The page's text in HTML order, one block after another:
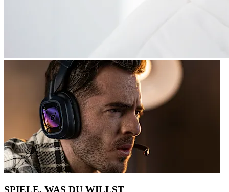
SPIELE, WAS DU WILLST